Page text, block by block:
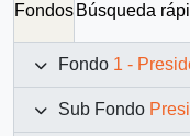
Fondos Búsqueda
Fondo 1 -
Sub Fondo